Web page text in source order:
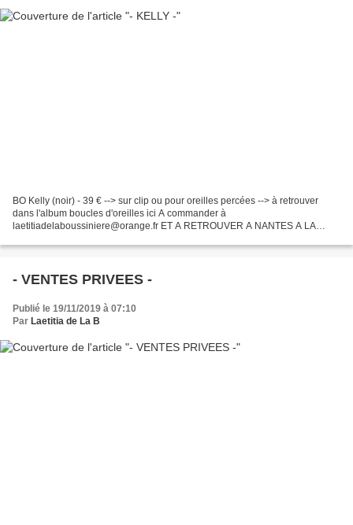
BO Kelly (noir) - 39 € --> sur clip ou pour oreilles percées --> à retrouver
dans l'album boucles d'oreilles ici A commander à
laetitiadelaboussiniere@orange.fr ET A RETROUVER A NANTES A LA
- VENTES PRIVEES -
Publié le 19/11/2019 à 07:10
Par Laetitia de La B